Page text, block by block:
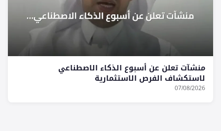
منشآت تعلن عن أسبوع الذكاء الاصطناعي
لاستكشاف الفرص الاستثمارية
07/08/2026